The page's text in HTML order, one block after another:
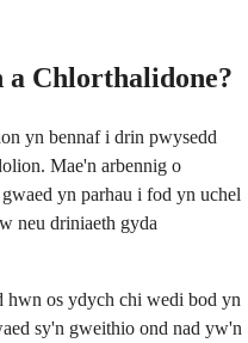
Chlorthalidone?
yn bennaf i drin pwysedd
Mae'n arbennig o
yn parhau i fod yn uchel
neu driniaeth gyda
hwn os ydych chi wedi bod yn
sy'n gweithio ond nad yw'n